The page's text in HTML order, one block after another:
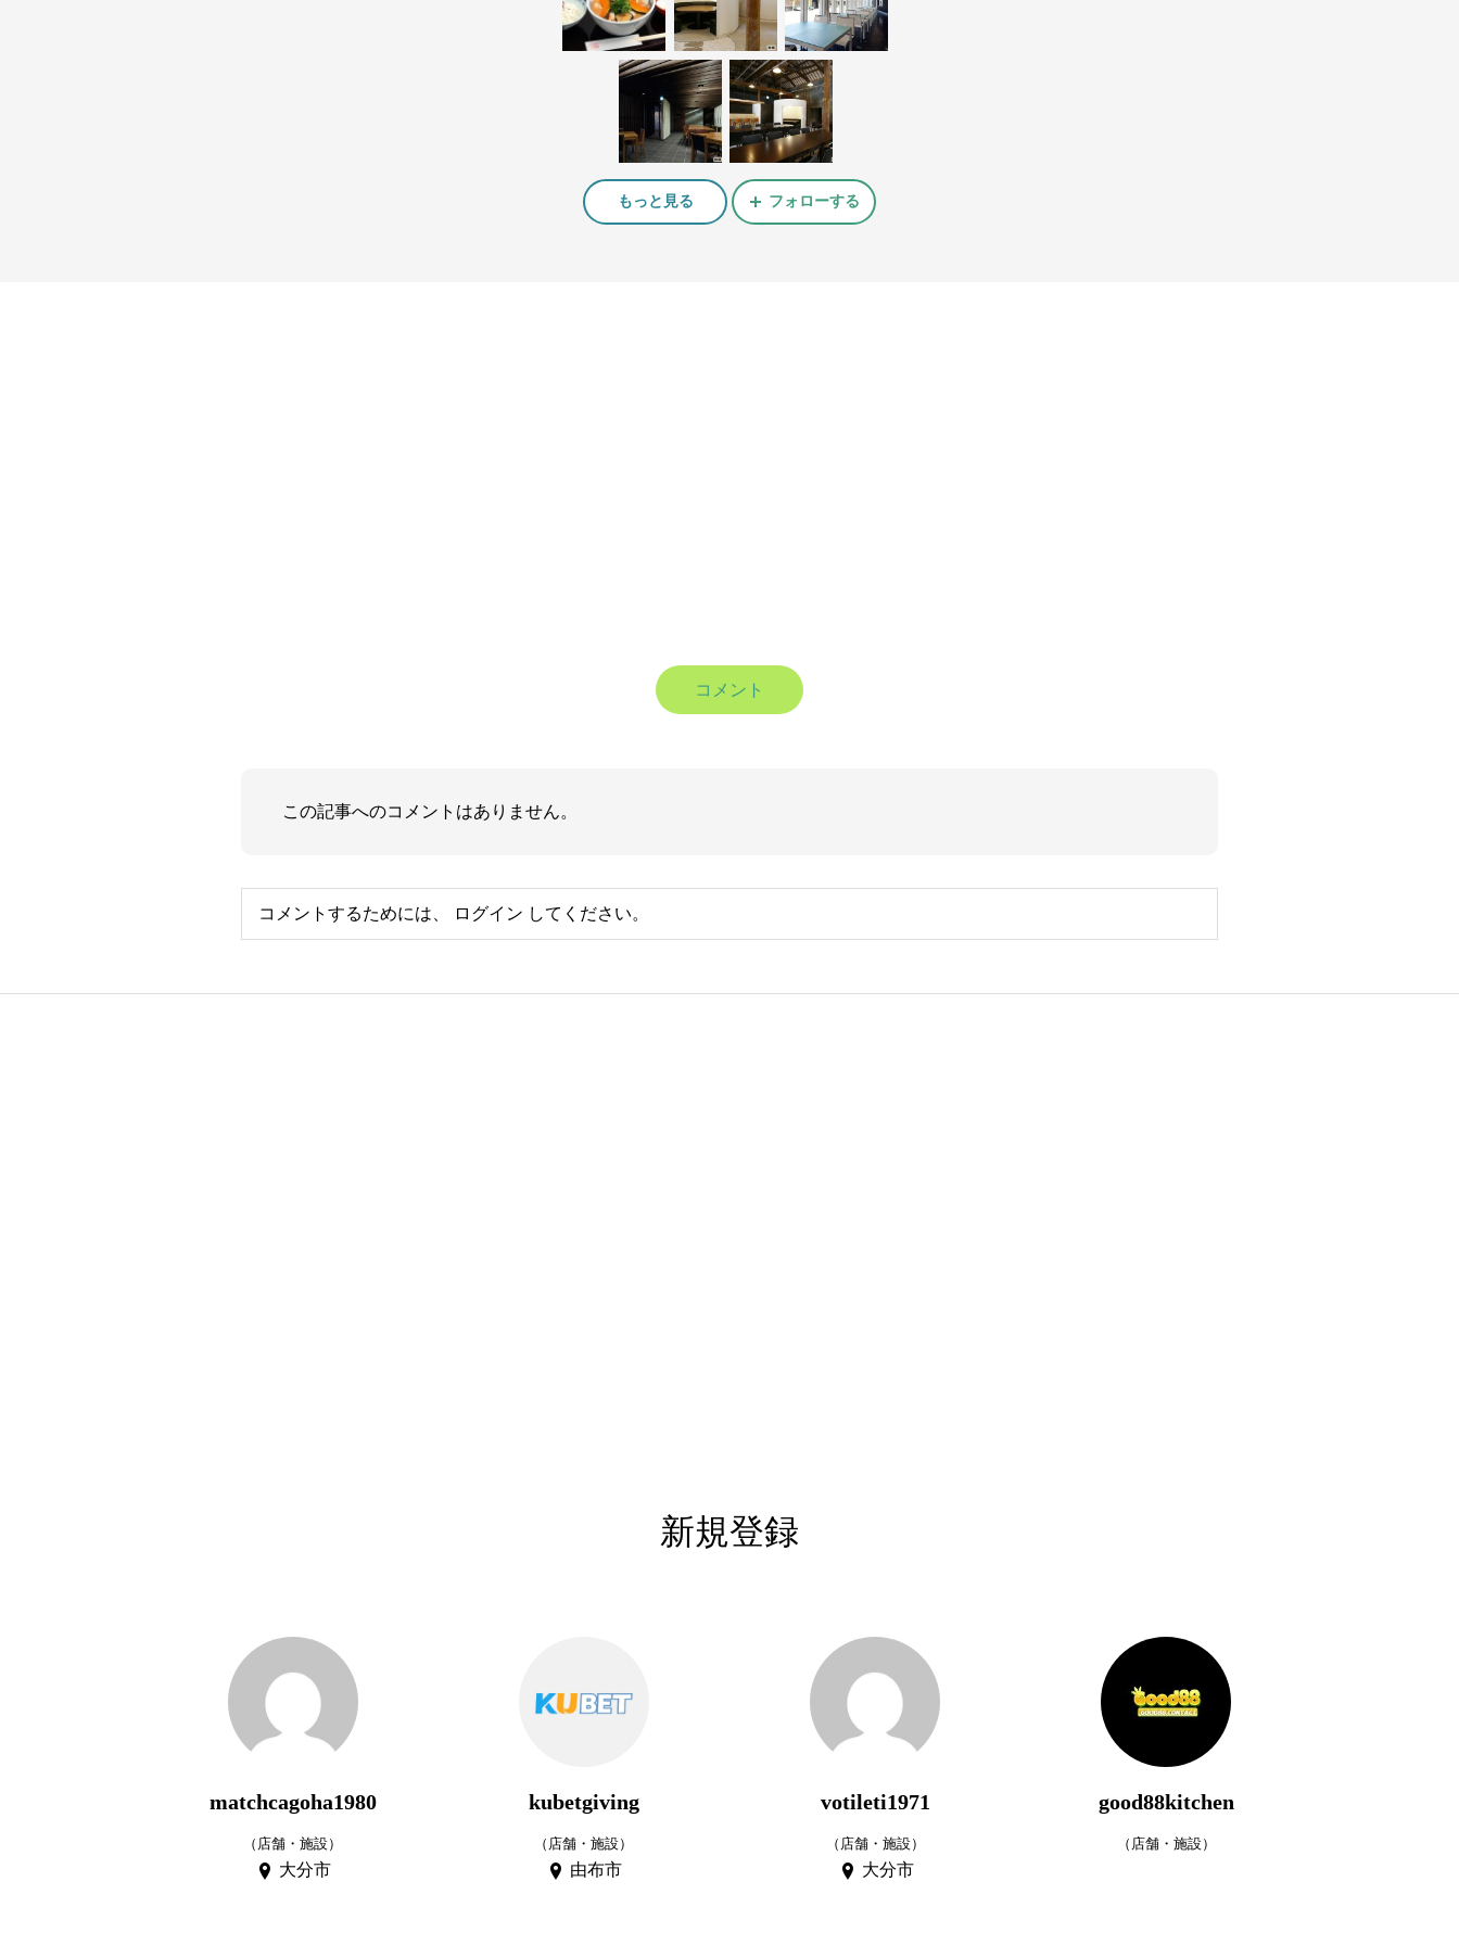
もっと見る フォローする
コメント
この記事へのコメントはありません。
コメントするためには、 ログイン してください。
新規登録
matchcagoha1980
（店舗・施設）
大分市
kubetgiving
（店舗・施設）
由布市
votileti1971
（店舗・施設）
大分市
good88kitchen
（店舗・施設）